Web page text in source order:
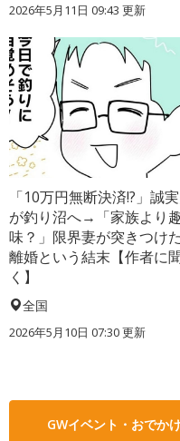
2026年5月11日 09:43 更新
「10万円無断決済!?」誠
が釣り沼へ→「家族より
味？」限界妻が突きつけた
離婚という結末【作者に
く】
全国
2026年5月10日 07:30 更新
GWイベント・おでか